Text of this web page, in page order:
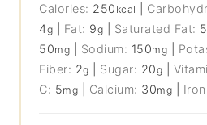
Calories: 250 kcal
4g Fat: 9g Saturated Fat: 5
50mg Sodium: 150mg
Fiber: 2g Sugar: 20g
C: 5mg Calcium: 30mg